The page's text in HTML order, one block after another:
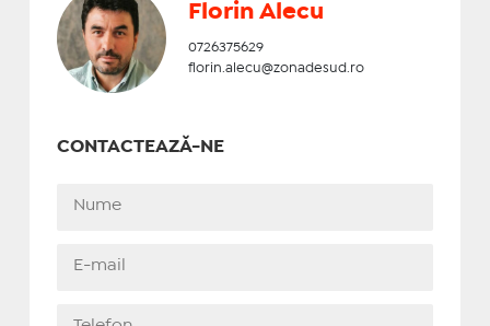
Florin Alecu
0726375629
florin.alecu@zonadesud.ro
CONTACTEAZĂ-NE